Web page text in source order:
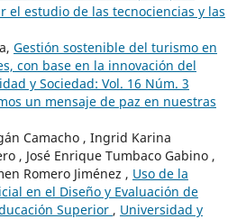
el estudio de las tecnociencias y las
Gestión sostenible del turismo en
con base en la innovación del
y Sociedad: Vol. 16 Núm. 3
un mensaje de paz en nuestras
Camacho , Ingrid Karina
, José Enrique Tumbaco Gabino ,
Romero Jiménez , Uso de la
en el Diseño y Evaluación de
Superior , Universidad y